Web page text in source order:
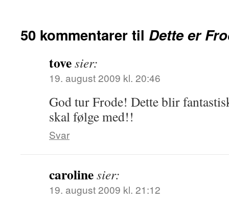
50 kommentarer til Dette er
tovesier:
19. august 2009 kl. 20:46
God tur Frode! Dette blir
skal følge med!!
Svar
carolinesier:
19. august 2009 kl. 21:12